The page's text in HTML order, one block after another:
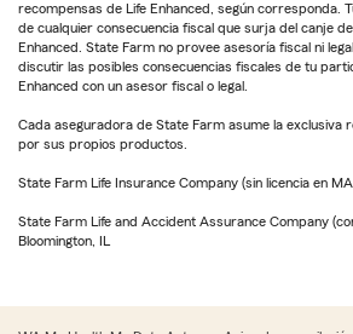
recompensas de Life Enhanced, según corresponda.
de cualquier consecuencia fiscal que surja del canje
Enhanced. State Farm no provee asesoría fiscal ni
discutir las posibles consecuencias fiscales de tu
Enhanced con un asesor fiscal o legal.
Cada aseguradora de State Farm asume la exclusiva
por sus propios productos.
State Farm Life Insurance Company (sin licencia en
State Farm Life and Accident Assurance Company
Bloomington, IL